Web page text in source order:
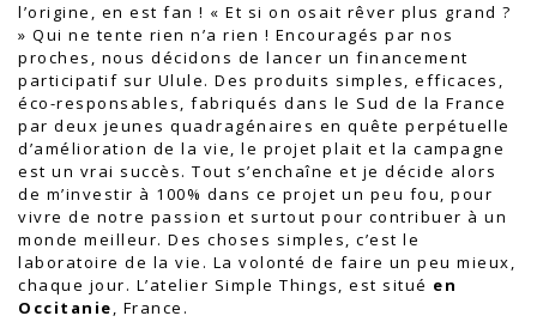
l’origine, en est fan ! « Et si on osait rêver plus grand ?
» Qui ne tente rien n’a rien ! Encouragés par nos
proches, nous décidons de lancer un financement
participatif sur Ulule. Des produits simples, efficaces,
éco-responsables, fabriqués dans le Sud de la France
par deux jeunes quadragénaires en quête perpétuelle
d’amélioration de la vie, le projet plait et la campagne
est un vrai succès. Tout s’enchaîne et je décide alors
de m’investir à 100% dans ce projet un peu fou, pour
vivre de notre passion et surtout pour contribuer à un
monde meilleur. Des choses simples, c’est le
laboratoire de la vie. La volonté de faire un peu mieux,
chaque jour. L’atelier Simple Things, est situé en
Occitanie, France.